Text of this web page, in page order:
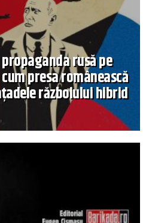
rusă pe
presa românească
războiului hibrid